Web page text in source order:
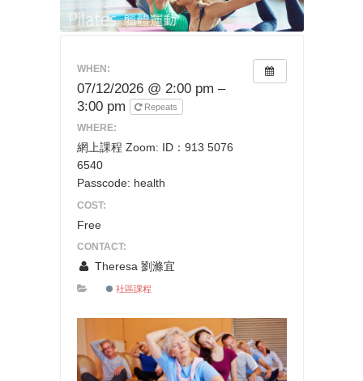
WHEN:
07/12/2026 @ 2:00 pm –
3:00 pm
Repeats
WHERE:
網上課程 Zoom: ID：913 5076
6540
Passcode: health
COST:
Free
CONTACT:
Theresa 劉滌宜
社區課程